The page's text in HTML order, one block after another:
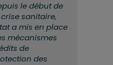
le début de
sanitaire,
a mis en place
mécanismes
de
des